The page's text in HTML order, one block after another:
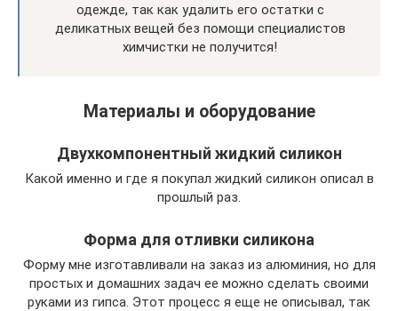
одежде, так как удалить его остатки с
деликатных вещей без помощи специалистов
химчистки не получится!
Материалы и оборудование
Двухкомпонентный жидкий силикон
Какой именно и где я покупал жидкий силикон описал в
прошлый раз.
Форма для отливки силикона
Форму мне изготавливали на заказ из алюминия, но для
простых и домашних задач ее можно сделать своими
руками из гипса. Этот процесс я еще не описывал, так